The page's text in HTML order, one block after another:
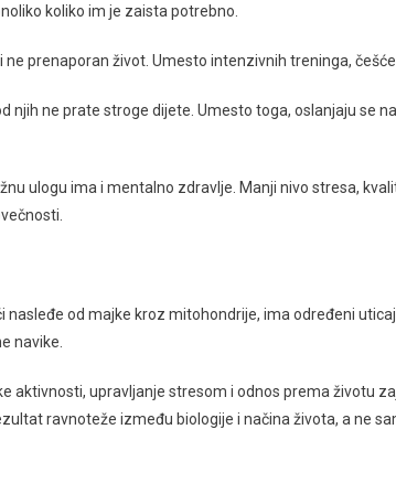
koliko im je zaista potrebno.
ne prenaporan život. Umesto intenzivnih treninga,
njih ne prate stroge dijete. Umesto toga, oslanjaju se
ulogu ima i mentalno zdravlje. Manji nivo stresa,
nasleđe od majke kroz mitohondrije, ima određeni
navike.
aktivnosti, upravljanje stresom i odnos prema životu
ravnoteže između biologije i načina života, a ne